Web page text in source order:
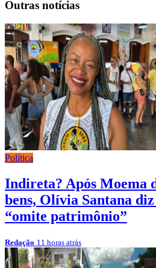
Outras notícias
Política
Indireta? Após Moema
bens, Olívia Santana
“omite patrimônio”
Redação 11 horas atrás